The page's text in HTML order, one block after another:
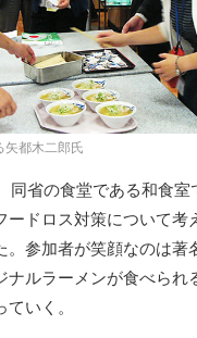
矢都木二郎氏
同省の食堂である和食室
ードロス対策について考
参加者が笑顔なのは著
ナルラーメンが食べられ
いく。